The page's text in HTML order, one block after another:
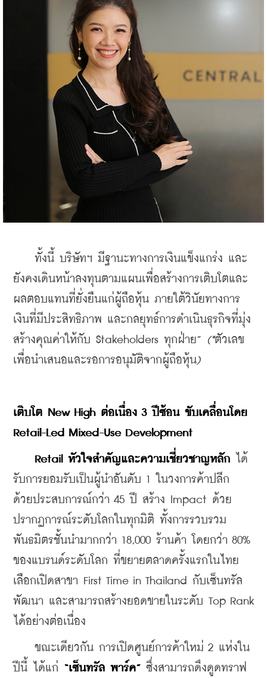
ทั้งนี้ บริษัทฯ มีฐานะทางการเงินแข็งแกร่ง และ
ยังคงเดินหน้าลงทุนตามแผนเพื่อสร้างการเติบโตและ
ผลตอบแทนที่ยั่งยืนแก่ผู้ถือหุ้น ภายใต้วินัยทางการ
เงินที่มีประสิทธิภาพ และกลยุทธ์การดำเนินธุรกิจที่มุ่ง
สร้างคุณค่าให้กับ Stakeholders ทุกฝ่าย”
(*ตัวเลข
เพื่อนำเสนอและรอการอนุมัติจากผู้ถือหุ้น)
เติบโต New High ต่อเนื่อง 3 ปีซ้อน ขับเคลื่อนโดย
Retail-Led Mixed-Use Development
Retail หัวใจสำคัญและความเชี่ยวชาญหลัก ได้
รับการยอมรับเป็นผู้นำอันดับ 1 ในวงการค้าปลีก
ด้วยประสบการณ์กว่า 45 ปี สร้าง Impact ด้วย
ปรากฏการณ์ระดับโลกในทุกมิติ ทั้งการรวบรวม
พันธมิตรชั้นนำมากกว่า 18,000 ร้านค้า โดยกว่า 80%
ของแบรนด์ระดับโลก ที่ขยายตลาดครั้งแรกในไทย
เลือกเปิดสาขา First Time in Thailand กับเซ็นทรัล
พัฒนา และสามารถสร้างยอดขายในระดับ Top Rank
ได้อย่างต่อเนื่อง
ขณะเดียวกัน การเปิดศูนย์การค้าใหม่ 2 แห่งใน
ปีนี้ ได้แก่ “เซ็นทรัล พาร์ค” ซึ่งสามารถดึงดูดทราฟ